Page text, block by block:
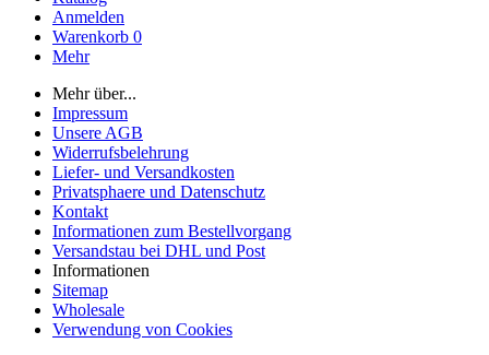
Anmelden
Warenkorb 0
Mehr
Mehr über...
Impressum
Unsere AGB
Widerrufsbelehrung
Liefer- und Versandkosten
Privatsphaere und Datenschutz
Kontakt
Informationen zum Bestellvorgang
Versandstau bei DHL und Post
Informationen
Sitemap
Wholesale
Verwendung von Cookies